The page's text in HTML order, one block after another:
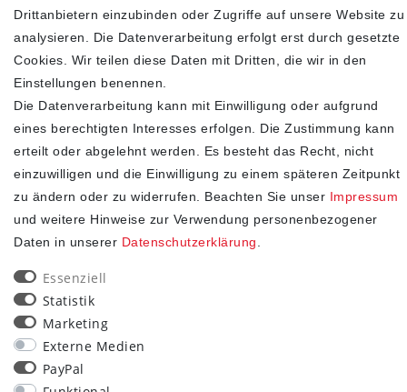
SHOP
Impressum
Daten­schutz­erklärung
AGB
Widerrufs­recht
Kontakt
Vertrag widerrufen
STAY CONNECTED
Drittanbietern einzubinden oder Zugriffe auf unsere Website zu
analysieren. Die Datenverarbeitung erfolgt erst durch gesetzte
Cookies. Wir teilen diese Daten mit Dritten, die wir in den
Einstellungen benennen.
Die Datenverarbeitung kann mit Einwilligung oder aufgrund
eines berechtigten Interesses erfolgen. Die Zustimmung kann
erteilt oder abgelehnt werden. Es besteht das Recht, nicht
einzuwilligen und die Einwilligung zu einem späteren Zeitpunkt
zu ändern oder zu widerrufen. Beachten Sie unser Impressum
und weitere Hinweise zur Verwendung personenbezogener
Daten in unserer Daten­schutz­erklärung
Essenziell
Statistik
Marketing
Externe Medien
PayPal